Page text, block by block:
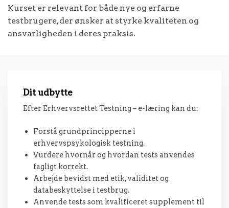
Kurset er relevant for både nye og erfarne
testbrugere, der ønsker at styrke kvaliteten og
ansvarligheden i deres praksis.
Dit udbytte
Efter Erhvervsrettet Testning – e-læring kan du:
Forstå grundprincipperne i
erhvervspsykologisk testning.
Vurdere hvornår og hvordan tests anvendes
fagligt korrekt.
Arbejde bevidst med etik, validitet og
databeskyttelse i testbrug.
Anvende tests som kvalificeret supplement til